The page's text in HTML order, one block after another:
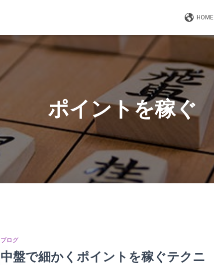
HOME
ポイントを稼ぐ
ブログ
中盤で細かくポイントを稼ぐテクニ